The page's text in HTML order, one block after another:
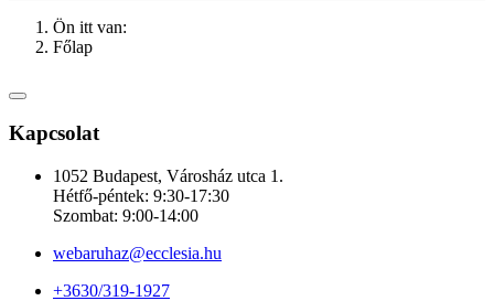
Ön itt van:
Főlap
Kapcsolat
1052 Budapest, Városház utca 1.
Hétfő-péntek: 9:30-17:30
Szombat: 9:00-14:00
webaruhaz@ecclesia.hu
+3630/319-1927